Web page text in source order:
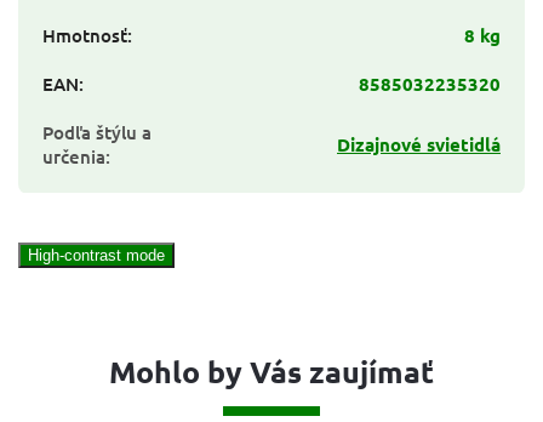
Hmotnosť:
8 kg
EAN:
8585032235320
Podľa štýlu a
určenia: Dizajnové svietidlá
High-contrast mode
Mohlo by Vás zaujímať